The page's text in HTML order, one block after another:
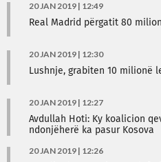
20 JAN 2019 | 12:49
Real Madrid përgatit 80
20 JAN 2019 | 12:30
Lushnje, grabiten 10 milionë
20 JAN 2019 | 12:27
Avdullah Hoti: Ky koalicion
ndonjëherë ka pasur Kosova
20 JAN 2019 | 12:26